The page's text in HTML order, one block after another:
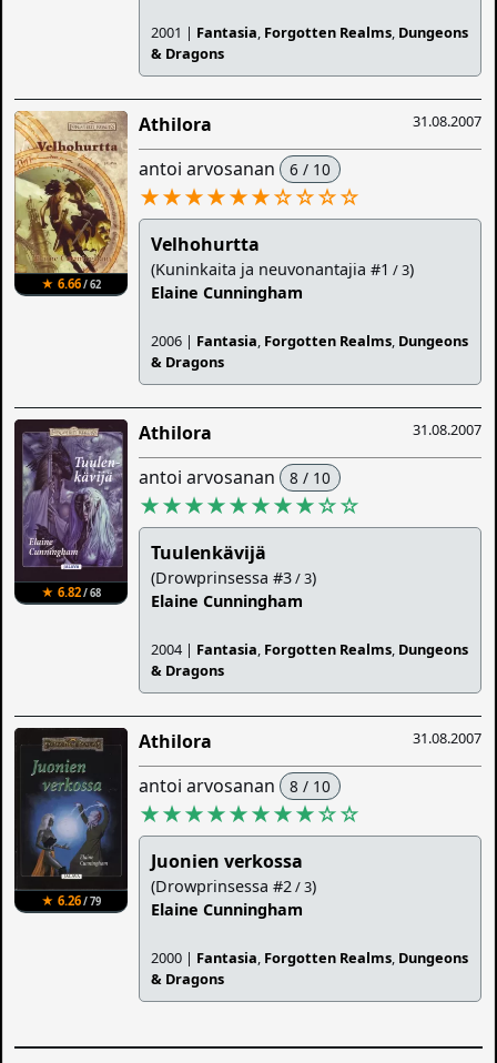
2001 | Fantasia Forgotten Realms Dungeons
& Dragons
★ 6.66/ 62
31.08.2007
Athilora
antoi arvosanan 6 / 10
★★★★★★☆☆☆☆
Velhohurtta
(Kuninkaita ja neuvonantajia #1 / 3)
Elaine Cunningham
2006 | Fantasia Forgotten Realms Dungeons
& Dragons
★ 6.82/ 68
31.08.2007
Athilora
antoi arvosanan 8 / 10
★★★★★★★★☆☆
Tuulenkävijä
(Drowprinsessa #3/ 3)
Elaine Cunningham
2004 | Fantasia Forgotten Realms Dungeons
& Dragons
★ 6.26/ 79
31.08.2007
Athilora
antoi arvosanan 8 / 10
★★★★★★★★☆☆
Juonien verkossa
(Drowprinsessa #2 / 3)
Elaine Cunningham
2000 | Fantasia Forgotten Realms Dungeons
& Dragons